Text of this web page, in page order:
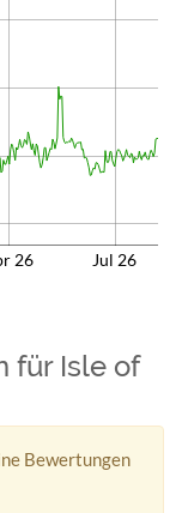
26 Jul 26
für Isle of
Bewertungen